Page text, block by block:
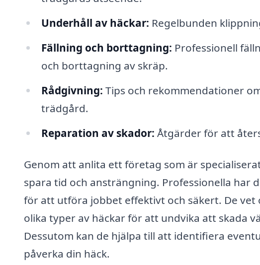
Underhåll av häckar: Regelbunden
Fällning och borttagning: Professionell
och borttagning av skräp.
Rådgivning: Tips och rekommendationer
trädgård.
Reparation av skador: Åtgärder för att
Genom att anlita ett företag som är
spara tid och ansträngning. Professionella har
för att utföra jobbet effektivt och säkert. De
olika typer av häckar för att undvika att skada
Dessutom kan de hjälpa till att identifiera
påverka din häck.